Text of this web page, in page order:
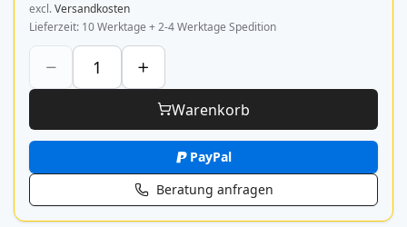
excl.Versandkosten
Lieferzeit 10 Werktage + 2-4 Werktage Spedition
Warenkorb
PayPal
Beratung anfragen